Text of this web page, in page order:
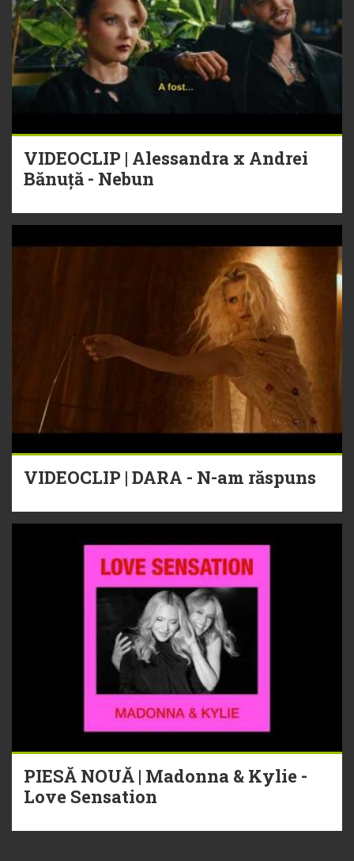
VIDEOCLIP | Alessandra x Andrei
Bănuță - Nebun
VIDEOCLIP | DARA - N-am răspuns
PIESĂ NOUĂ | Madonna & Kylie -
Love Sensation